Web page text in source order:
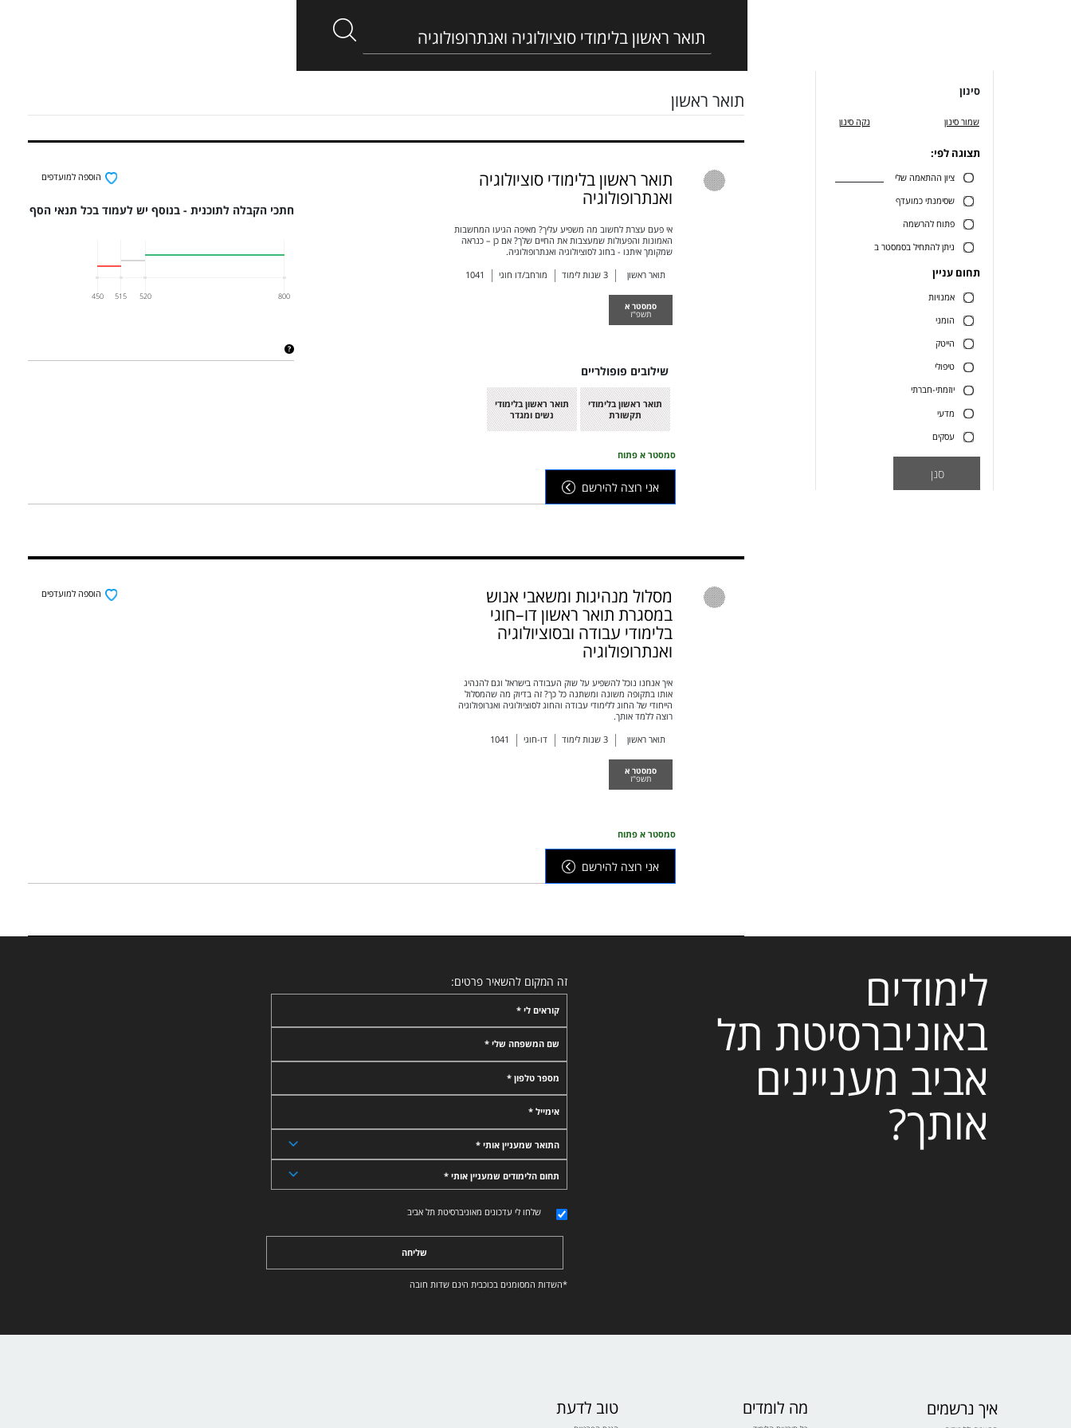
סינון
שמור סינון נקה סינון
תצוגה לפי:
ציון ההתאמה שלי
שסימנתי כמועדף
פתוח להרשמה
ניתן להתחיל בסמסטר ב
תחום עניין
אמנויות
הומני
הייטק
טיפולי
יוזמתי-חברתי
מדעי
עסקים
סנן
תואר ראשון
תואר ראשון בלימודי סוציולוגיה
ואנתרופולוגיה
אי פעם עצרת לחשוב מה משפיע עליך? מאיפה הגיעו המחשבות
האמונות והפעולות שמעצבות את החיים שלך? אם כן – כנראה
שמקומך איתנו - בחוג לסוציולוגיה ואנתרופולוגיה.
תואר ראשון 3 שנות לימוד מורחב/דו חוגי 1041
סמסטר א
תשפ"ז
שילובים פופולריים
תואר ראשון בלימודי
תקשורת
תואר ראשון בלימודי
נשים ומגדר
תואר ראשון בלימודי
חינוך
חתכי הקבלה לתוכנית - בנוסף יש לעמוד בכל תנאי הסף
450 515 520 800
הוספה למועדפים
סמסטר א פתוח
אני רוצה להירשם
מסלול מנהיגות ומשאבי אנוש
במסגרת תואר ראשון דו–חוגי
בלימודי עבודה ובסוציולוגיה
ואנתרופולוגיה
איך אנחנו נוכל להשפיע על שוק העבודה בישראל וגם להנהיג
אותו בתקופה משונה ומשתנה כל כך? זה בדיוק מה שהמסלול
הייחודי של החוג ללימודי עבודה והחוג לסוציולוגיה ואנרופולוגיה
רוצה ללמד אותך.
תואר ראשון 3 שנות לימוד דו-חוגי 1041
סמסטר א
תשפ"ז
הוספה למועדפים
סמסטר א פתוח
אני רוצה להירשם
לימודים
באוניברסיטת תל
אביב מעניינים
אותך?
זה המקום להשאיר פרטים:
קוראים לי *
שם המשפחה שלי *
מספר טלפון *
אימייל *
התואר שמעניין אותי *
תחום הלימודים שמעניין אותי *
שלחו לי עדכונים מאוניברסיטת תל אביב
שליחה
*השדות המסומנים בכוכבית הינם שדות חובה
איך נרשמים מה לומדים טוב לדעת